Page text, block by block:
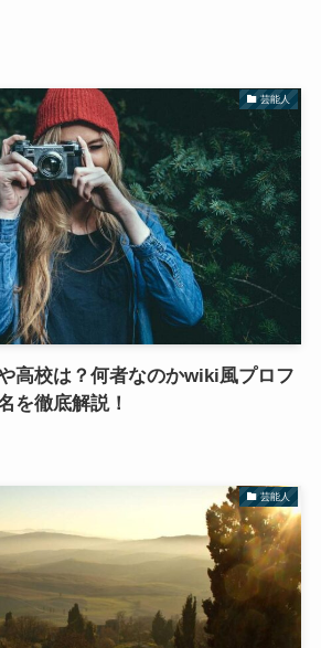
芸能人
高校は？何者なのかwiki風プロフ
を徹底解説！
芸能人